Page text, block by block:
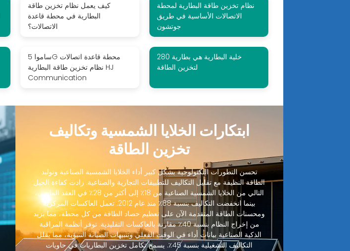
كيف يعمل نظام تخزين طاقة
البطارية في محطة قاعدة
الاتصالات؟
نظام تخزين طاقة البطارية لمحطة
الاتصالات الأساسية في طريق
جوتشون
ساموا 5G محطة قاعدة اتصالات
نظام تخزين طاقة البطارية HJ
Communication
280 خلية البطارية هي بطارية
لتخزين الطاقة
ابتكارات الخلايا الشمسية وتكاليف
تخزين الطاقة
تحسن التطورات التكنولوجية بشكل كبير أداء الخلايا الشمسية الصناعية وتوليد
الطاقة النظيفة مع تقليل التكاليف للتطبيقات التجارية والصناعية. زادت كفاءة الجيل
التالي من الخلايا الشمسية الصناعية من 18٪ إلى أكثر من 28٪ في العقد الماضي،
بينما انخفضت التكاليف بنسبة 88٪ منذ عام 2012. تعمل العاكسات المركزية
ومحسنات الطاقة المتقدمة الآن على تعظيم حصاد الطاقة من كل محطة، مما يزيد
من إخراج النظام بنسبة 40٪ مقارنة بالعاكسات التقليدية. توفر أنظمة المراقبة
الذكية الصناعية بيانات أداء في الوقت الفعلي وتنبيهات الصيانة التنبؤية، مما يقلل
التكاليف التشغيلية بنسبة 45٪. يسمح تكامل تخزين البطاريات في حاويات